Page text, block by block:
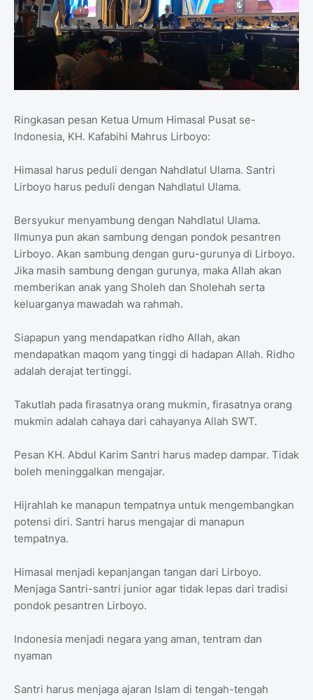
Ringkasan pesan Ketua Umum Himasal Pusat se-
Indonesia, KH. Kafabihi Mahrus Lirboyo:
Himasal harus peduli dengan Nahdlatul Ulama. Santri
Lirboyo harus peduli dengan Nahdlatul Ulama.
Bersyukur menyambung dengan Nahdlatul Ulama.
Ilmunya pun akan sambung dengan pondok pesantren
Lirboyo. Akan sambung dengan guru-gurunya di Lirboyo.
Jika masih sambung dengan gurunya, maka Allah akan
memberikan anak yang Sholeh dan Sholehah serta
keluarganya mawadah wa rahmah.
Siapapun yang mendapatkan ridho Allah, akan
mendapatkan maqom yang tinggi di hadapan Allah. Ridho
adalah derajat tertinggi.
Takutlah pada firasatnya orang mukmin, firasatnya orang
mukmin adalah cahaya dari cahayanya Allah SWT.
Pesan KH. Abdul Karim Santri harus madep dampar. Tidak
boleh meninggalkan mengajar.
Hijrahlah ke manapun tempatnya untuk mengembangkan
potensi diri. Santri harus mengajar di manapun
tempatnya.
Himasal menjadi kepanjangan tangan dari Lirboyo.
Menjaga Santri-santri junior agar tidak lepas dari tradisi
pondok pesantren Lirboyo.
Indonesia menjadi negara yang aman, tentram dan
nyaman
Santri harus menjaga ajaran Islam di tengah-tengah